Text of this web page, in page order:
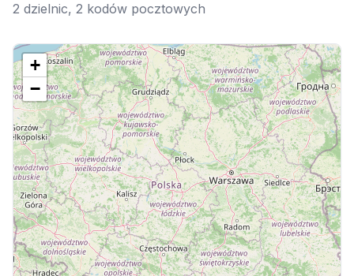
2 dzielnic, 2 kodów pocztowych
+
−